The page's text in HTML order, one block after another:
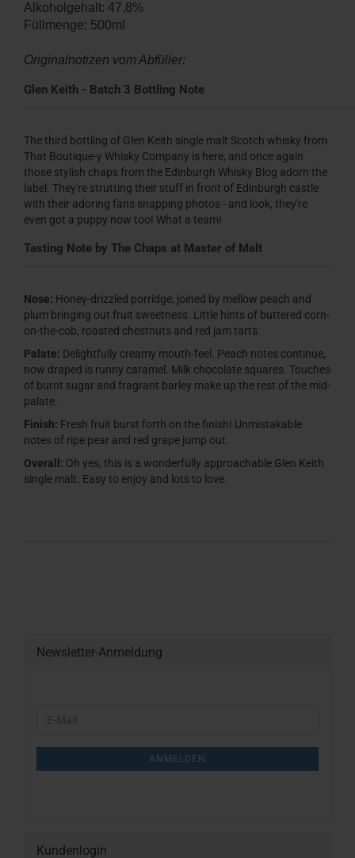
Alkoholgehalt: 47,8%
Füllmenge: 500ml
Originalnotizen vom Abfüller:
Glen Keith - Batch 3 Bottling Note
The third bottling of Glen Keith single malt Scotch whisky from
That Boutique-y Whisky Company is here, and once again
those stylish chaps from the Edinburgh Whisky Blog adorn the
label. They're strutting their stuff in front of Edinburgh castle
with their adoring fans snapping photos - and look, they're
even got a puppy now too! What a team!
Tasting Note by The Chaps at Master of Malt
Nose: Honey-drizzled porridge, joined by mellow peach and
plum bringing out fruit sweetness. Little hints of buttered corn-
on-the-cob, roasted chestnuts and red jam tarts.
Palate: Delightfully creamy mouth-feel. Peach notes continue,
now draped is runny caramel. Milk chocolate squares. Touches
of burnt sugar and fragrant barley make up the rest of the mid-
palate.
Finish: Fresh fruit burst forth on the finish! Unmistakable
notes of ripe pear and red grape jump out.
Overall: Oh yes, this is a wonderfully approachable Glen Keith
single malt. Easy to enjoy and lots to love.
Newsletter-Anmeldung
NEWSLETTER-
ANMELDEN
Kundenlogin